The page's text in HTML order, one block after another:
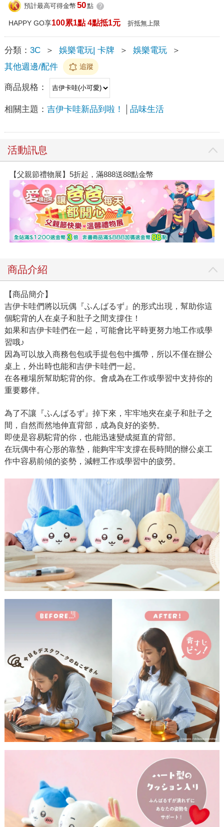
預計最高可得金幣 50點 ?
HAPPY GO享100累1點 4點抵1元 折抵無上限
分類： 3C ＞ 娛樂電玩| 卡牌 ＞ 娛樂電玩
＞
其他週邊/配件
追蹤
商品規格：
相關主題： 吉伊卡哇新品到啦！ 品味生活
活動訊息
【父親節禮物展】5折起，滿888送88點金幣
商品介紹
【商品簡介】
吉伊卡哇們將以玩偶『ふんばるず』的形式出現，幫助你這
個駝背的人在桌子和肚子之間支撐住！
如果和吉伊卡哇們在一起，可能會比平時更努力地工作或學
習哦♪
因為可以放入商務包包或手提包包中攜帶，所以不僅在辦公
桌上，外出時也能和吉伊卡哇們一起。
在各種場所幫助駝背的你。會成為在工作或學習中支持你的
重要夥伴。
為了不讓『ふんばるず』掉下來，牢牢地夾在桌子和肚子之
間，自然而然地伸直背部，成為良好的姿勢。
即使是容易駝背的你，也能迅速變成挺直的背部。
在玩偶中有心形的靠墊，能夠牢牢支撐在長時間的辦公桌工
作中容易前傾的姿勢，減輕工作或學習中的疲勞。